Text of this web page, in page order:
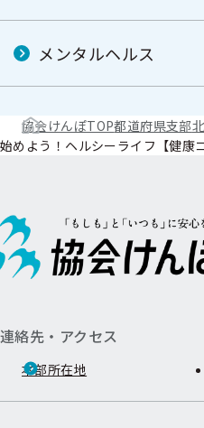
メンタルヘルス
協会けんぽTOP都道府県支部
始めよう！ヘルシーライフ【健康
連絡先・アクセス
本部所在地